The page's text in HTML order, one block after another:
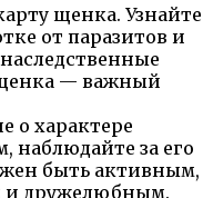
щенка. Узнайте
от паразитов и
щенка — важный
о характере
наблюдайте за его
быть активным,
дружелюбным.